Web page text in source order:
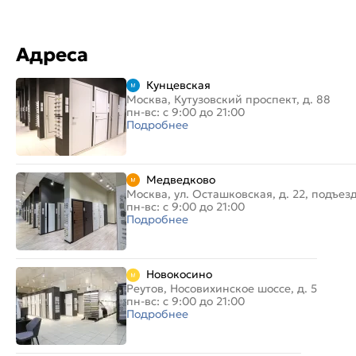
Адреса
Кунцевская
Москва, Кутузовский проспект, д. 88
пн-вс: с 9:00 до 21:00
Подробнее
Медведково
Москва, ул. Осташковская, д. 22,
пн-вс: с 9:00 до 21:00
Подробнее
Новокосино
Реутов, Носовихинское шоссе, д. 5
пн-вс: с 9:00 до 21:00
Подробнее